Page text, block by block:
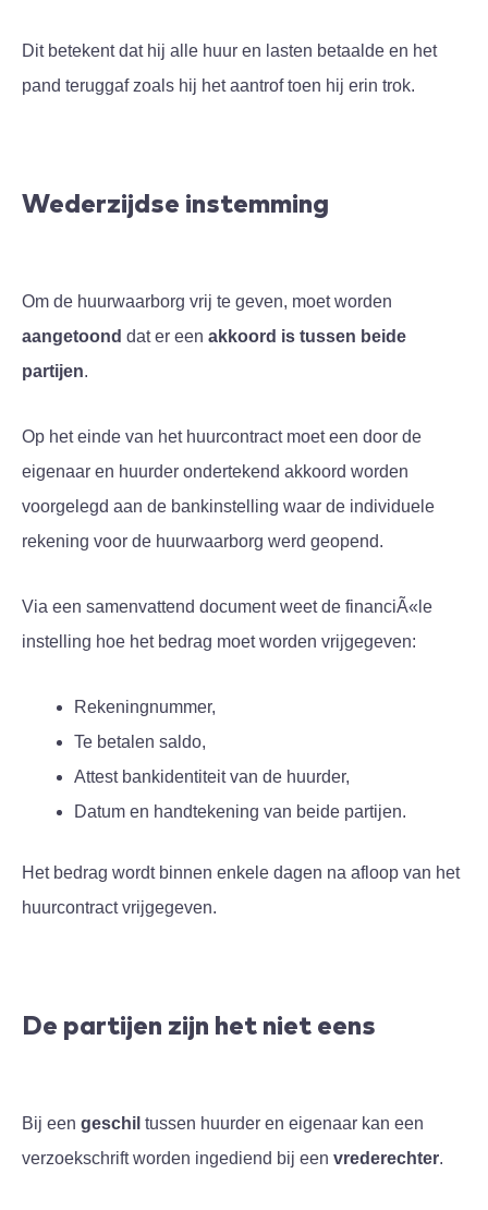
Dit betekent dat hij alle huur en lasten betaalde en het
pand teruggaf zoals hij het aantrof toen hij erin trok.
Wederzijdse instemming
Om de huurwaarborg vrij te geven, moet worden
aangetoond dat er een akkoord is tussen beide
partijen.
Op het einde van het huurcontract moet een door de
eigenaar en huurder ondertekend akkoord worden
voorgelegd aan de bankinstelling waar de individuele
rekening voor de huurwaarborg werd geopend.
Via een samenvattend document weet de financiÃ«le
instelling hoe het bedrag moet worden vrijgegeven:
Rekeningnummer,
Te betalen saldo,
Attest bankidentiteit van de huurder,
Datum en handtekening van beide partijen.
Het bedrag wordt binnen enkele dagen na afloop van het
huurcontract vrijgegeven.
De partijen zijn het niet eens
Bij een geschil tussen huurder en eigenaar kan een
verzoekschrift worden ingediend bij een vrederechter.